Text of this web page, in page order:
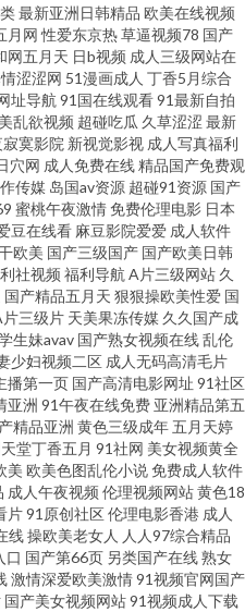
日韩h片网站 亚洲伊人网香蕉网 91资
影院 亚洲av网子 91夜间福利 成人伊
片 久草福利视频蜜桃 青娱乐老司机
干 国产精品永久免费 欧美另类激情
桃社福利社 日本特黄视频 先锋在线
成人www 五月麻豆传媒 91V小视频
肏屄 午夜福利成人AV 91大神影音 a
网 国产推油在线观看 人人色人人乐
在线 人妖拳交女 91国产夜色猫 www
少女 91大香焦Cn www91牛 国产精品
97资源视频总站 国产天天骚 欧美毛
最新亚洲日韩精品 欧美在线视频
月网 性爱东京热草逼视频78 国产
网五月天 日b视频 成人三级网站在
涩涩网 51漫画成人 丁香5月综合
址导航 91国在线观看91最新自拍
乱欲视频 超碰吃瓜 久草涩涩 最新
寞影院 新视觉影视 成人写真福利
穴网 成人免费在线精品国产免费观
传媒 岛国av资源 超碰91资源 国产
蜜桃午夜激情免费伦理电影 日本
豆在线看 麻豆影院爱爱 成人软件
欧美 国产三级国产 国产欧美日韩
社视频 福利导航 A片三级网站 久
国产精品五月天 狠狠操欧美性爱 国
三级片 天美果冻传媒 久久国产成
生妹avav 国产熟女视频在线乱伦
少妇视频二区 成人无码高清毛片
播第一页 国产高清电影网址 91社区
亚洲 91午夜在线免费 亚洲精品第五
精品亚洲 黄色三级成年 五月天婷
堂丁香五月 91社网 美女视频黄全
美 欧美色图乱伦小说免费成人软件
成人午夜视频 伦理视频网站黄色18
片91原创社区伦理电影香港 成人
线操欧美老女人 人人97综合精品
口 国产第66页 另类国产在线熟女
激情深爱欧美激情91视频官网国产
国产美女视频网站91视频成人下载